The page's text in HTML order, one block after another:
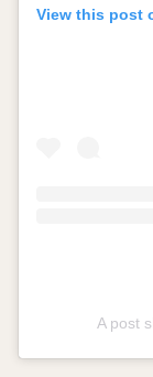
View this post
A post